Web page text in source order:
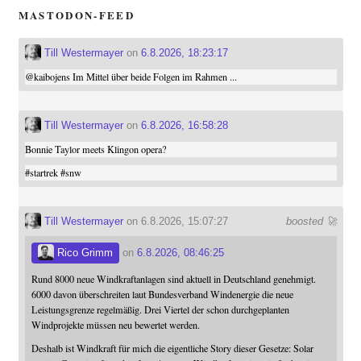
MASTODON-FEED
Till Westermayeron 6.8.2026, 18:23:17
@kaibojensIm Mittel über beide Folgen im Rahmen ...
Till Westermayeron 6.8.2026, 16:58:28
Bonnie Taylor meets Klingon opera?
#startrek #snw
boosted 🚀
Till Westermayeron 6.8.2026, 15:07:27
Rico Grimm on 6.8.2026, 08:46:25
Rund 8000 neue Windkraftanlagen sind aktuell in Deutschland genehmigt.
6000 davon überschreiten laut Bundesverband Windenergie die neue
Leistungsgrenze regelmäßig. Drei Viertel der schon durchgeplanten
Windprojekte müssen neu bewertet werden.
Deshalb ist Windkraft für mich die eigentliche Story dieser Gesetze: Solar